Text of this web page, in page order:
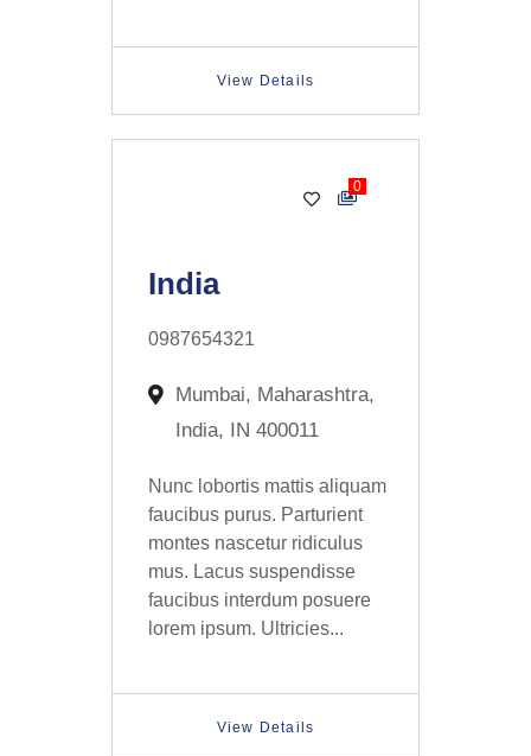
View Details
0
India
0987654321
Mumbai, Maharashtra,
India, IN 400011
Nunc lobortis mattis aliquam
faucibus purus. Parturient
montes nascetur ridiculus
mus. Lacus suspendisse
faucibus interdum posuere
lorem ipsum. Ultricies...
View Details